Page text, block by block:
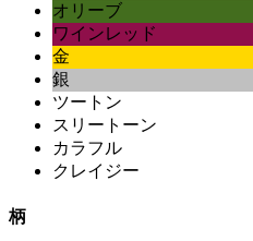
オリーブ
ワインレッド
金
銀
ツートン
スリートーン
カラフル
クレイジー
柄